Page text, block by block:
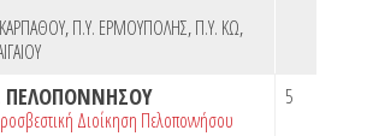
,Π.Υ. ΕΡΜΟΥΠΟΛΗΣ,Π.Υ. ΚΩ,
ΠΕΛΟΠΟΝΝΗΣΟΥ
Διοίκηση Πελοποννήσου
5